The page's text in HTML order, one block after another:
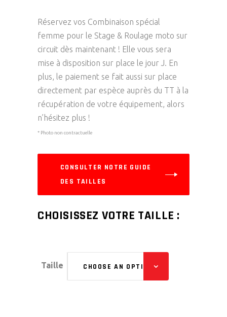
Réservez vos Combinaison spécial
femme pour le Stage & Roulage moto sur
circuit dès maintenant ! Elle vous sera
mise à disposition sur place le jour J. En
plus, le paiement se fait aussi sur place
directement par espèce auprès du TT à la
récupération de votre équipement, alors
n’hésitez plus !
* Photo non contractuelle
CONSULTER NOTRE GUIDE
DES TAILLES
CHOISISSEZ VOTRE TAILLE :
Taille